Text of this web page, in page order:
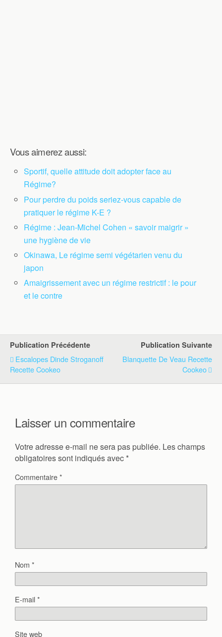
Vous aimerez aussi:
Sportif, quelle attitude doit adopter face au
Régime?
Pour perdre du poids seriez-vous capable de
pratiquer le régime K-E ?
Régime : Jean-Michel Cohen « savoir maigrir »
une hygiène de vie
Okinawa, Le régime semi végétarien venu du
japon
Amaigrissement avec un régime restrictif : le pour
et le contre
Publication Précédente
Escalopes Dinde Stroganoff
Recette Cookeo
Publication Suivante
Blanquette De Veau Recette
Cookeo
Laisser un commentaire
Votre adresse e-mail ne sera pas publiée. Les champs
obligatoires sont indiqués avec *
Commentaire*
Nom *
E-mail*
Site web